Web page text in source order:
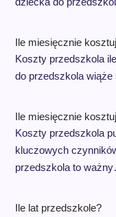
Ile miesięcznie
Koszty przedszkola
do przedszkola
Ile miesięcznie
Koszty przedszkola
kluczowych
przedszkola to
Ile lat przedszkole?